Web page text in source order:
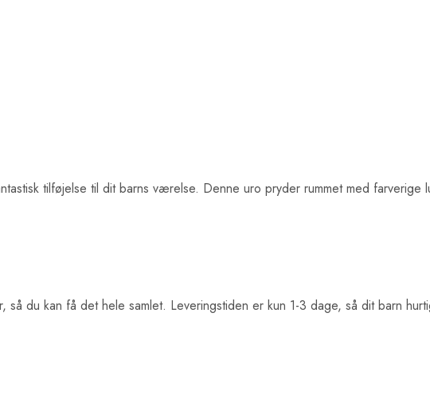
tilføjelse til dit barns værelse. Denne uro pryder rummet med
du kan få det hele samlet. Leveringstiden er kun 1-3 dage, så dit barn